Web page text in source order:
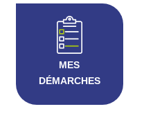
MES
DÉMARCHES